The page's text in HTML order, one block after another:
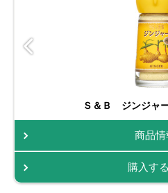
Ｓ＆Ｂ ジンジャー
商品情
購入する